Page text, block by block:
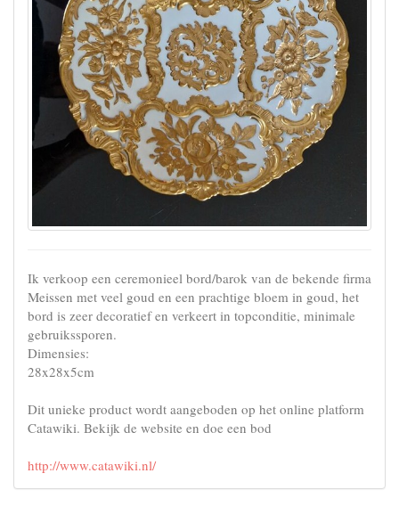
Ik verkoop een ceremonieel bord/barok van de bekende firma
Meissen met veel goud en een prachtige bloem in goud, het
bord is zeer decoratief en verkeert in topconditie, minimale
gebruikssporen.
Dimensies:
28x28x5cm
Dit unieke product wordt aangeboden op het online platform
Catawiki. Bekijk de website en doe een bod
http://www.catawiki.nl/